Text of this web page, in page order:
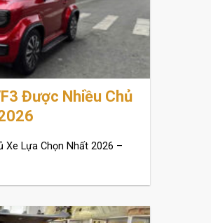
Được Nhiều Chủ
Xe Lựa Chọn Nhất 2026 –